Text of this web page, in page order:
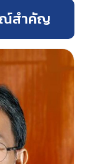
ณ์สำคัญ